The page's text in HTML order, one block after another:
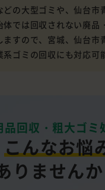
どの大型ゴミや、仙台市
体では回収されない廃品
ますので、宮城、仙台市
ゴミの回収にも対応可
品回収・粗大ゴミ
こんなお悩
りませんか